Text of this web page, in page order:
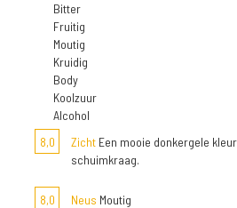
Bitter
Fruitig
Moutig
Kruidig
Body
Koolzuur
Alcohol
8,0
Zicht Een mooie donkergele
schuimkraag.
8,0 Neus Moutig